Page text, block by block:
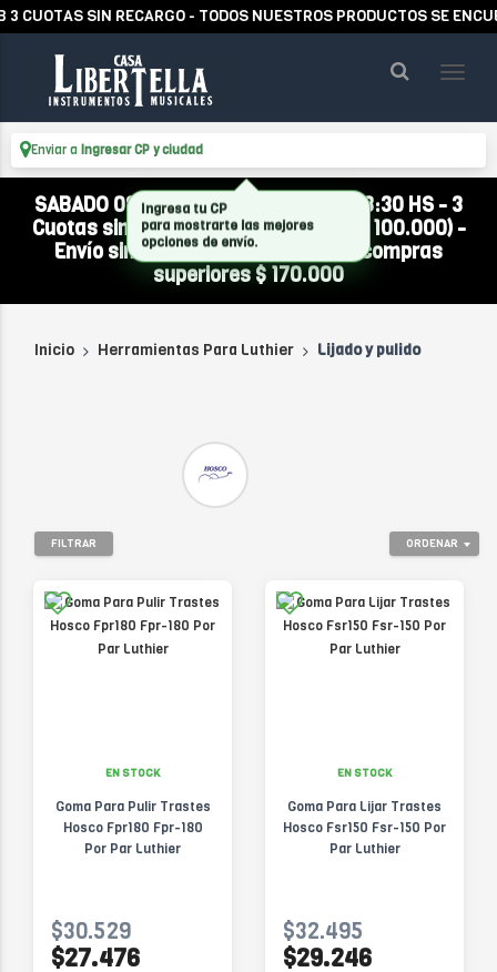
SIN RECARGO - TODOS NUESTROS PRODUCTOS SE
Enviar a Ingresar CP y ciudad
SABADO 08/08 ABIERTO DE 10:00 A 13:30 HS - 3
Cuotas sin interés (compra mínima $ 100.000) -
Envío sin cargo a todo el país por compras
superiores $ 170.000
Inicio Herramientas Para Luthier Lijado y pulido
ORDENAR
FILTRAR
EN STOCK
Goma Para Pulir Trastes
Hosco Fpr180 Fpr-180
Por Par Luthier
$30.529
$27.476
EN STOCK
Goma Para Lijar Trastes
Hosco Fsr150 Fsr-150 Por
Par Luthier
$32.495
$29.246